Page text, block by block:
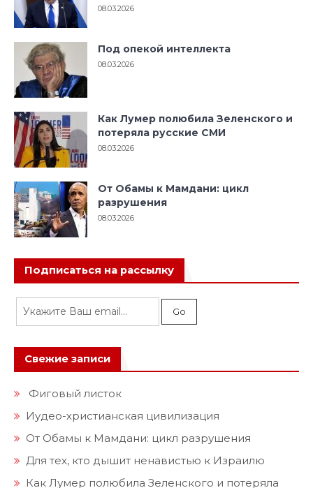
08.03.2026
Под опекой интеллекта
08.03.2026
Как Лумер полюбила Зеленского и
потеряла русские СМИ
08.03.2026
От Обамы к Мамдани: цикл
разрушения
08.03.2026
Подписаться на рассылку
Свежие записи
Фиговый листок
Иудео-христианская цивилизация
От Обамы к Мамдани: цикл разрушения
Для тех, кто дышит ненавистью к Израилю
Как Лумер полюбила Зеленского и потеряла